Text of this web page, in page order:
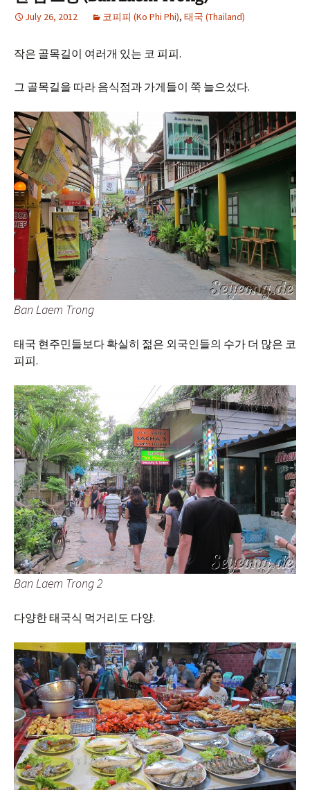
July 26, 2012 코피피 (Ko Phi Phi), 태국 (Thailand)
작은 골목길이 여러개 있는 코 피피.
그 골목길을 따라 음식점과 가게들이 쭉 늘으섰다.
Ban Laem Trong
태국 현주민들보다 확실히 젊은 외국인들의 수가 더 많은 코
피피.
Ban Laem Trong 2
다양한 태국식 먹거리도 다양.